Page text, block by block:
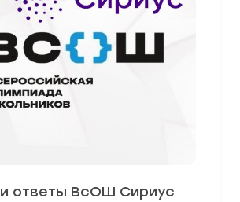
ответы ВсОШ Сириус